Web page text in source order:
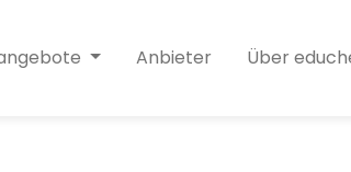
Anbieter Über